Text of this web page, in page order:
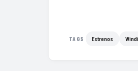
TAGS Estrenos